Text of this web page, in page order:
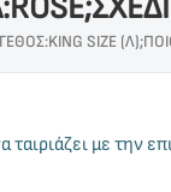
SIZE
με την